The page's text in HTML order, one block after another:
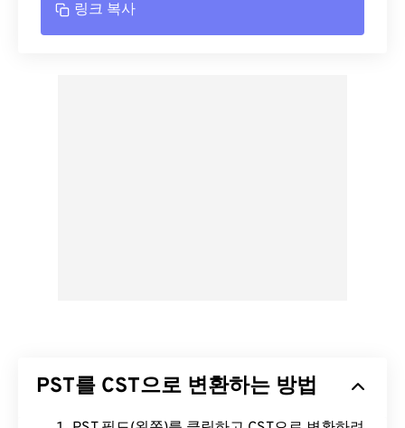
링크 복사
PST를 CST으로 변환하는 방법